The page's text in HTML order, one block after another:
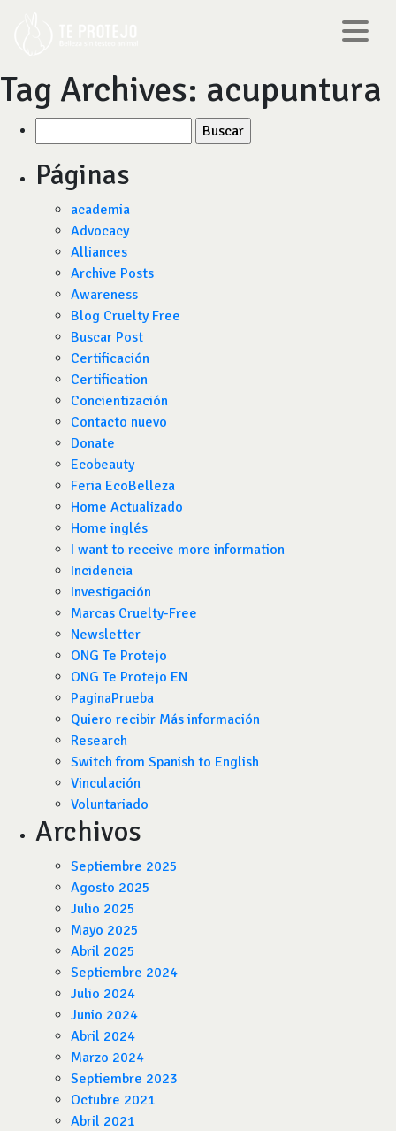
Tag Archives: acupuntura
por:
Páginas
academia
Advocacy
Alliances
Archive Posts
Awareness
Blog Cruelty Free
Buscar Post
Certificación
Certification
Concientización
Contacto nuevo
Donate
Ecobeauty
Feria EcoBelleza
Home Actualizado
Home inglés
I want to receive more information
Incidencia
Investigación
Marcas Cruelty-Free
Newsletter
ONG Te Protejo
ONG Te Protejo EN
PaginaPrueba
Quiero recibir Más información
Research
Switch from Spanish to English
Vinculación
Voluntariado
Archivos
Septiembre 2025
Agosto 2025
Julio 2025
Mayo 2025
Abril 2025
Septiembre 2024
Julio 2024
Junio 2024
Abril 2024
Marzo 2024
Septiembre 2023
Octubre 2021
Abril 2021